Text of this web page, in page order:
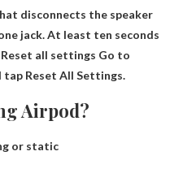
disconnects the speaker
jack. At least ten seconds
all settings Go to
tap Reset All Settings.
Airpod?
or static